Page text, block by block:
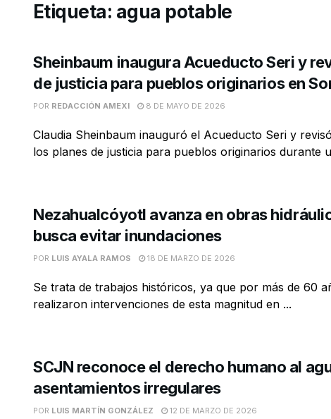
Etiqueta: agua potable
Sheinbaum inaugura Acueducto Seri y
de justicia para pueblos originarios en
POR REDACCIÓN AMEXI 8 DE MAYO DE 2026
Claudia Sheinbaum inauguró el Acueducto Seri y
los planes de justicia para pueblos originarios durante
Nezahualcóyotl avanza en obras
busca evitar inundaciones
POR LUIS AYALA RAMOS 18 DE MARZO DE 2026
Se trata de trabajos históricos, ya que por más de 60
realizaron intervenciones de esta magnitud en ...
SCJN reconoce el derecho humano al
asentamientos irregulares
POR LUIS MARTÍN GONZÁLEZ 12 DE MARZO DE 2026